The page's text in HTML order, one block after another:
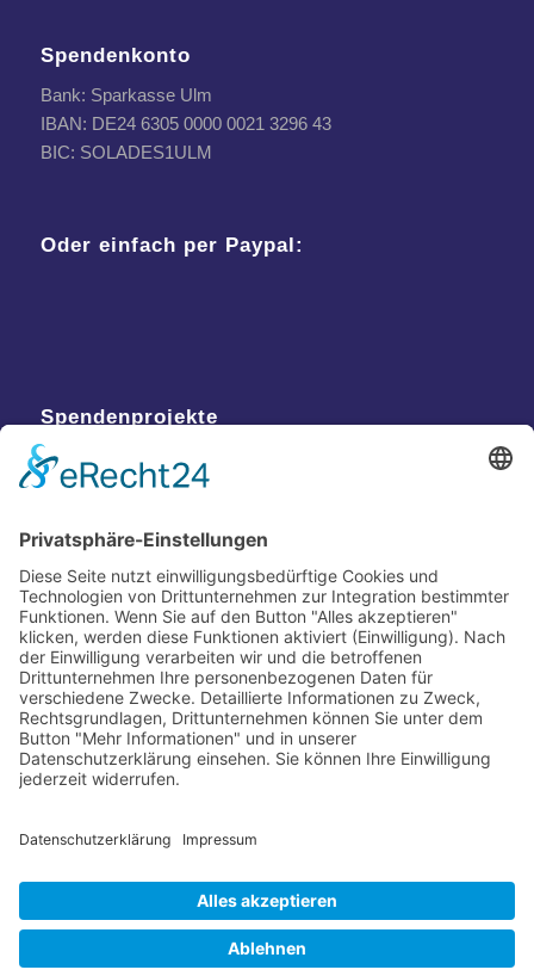
Spendenkonto
Bank: Sparkasse Ulm
IBAN: DE24 6305 0000 0021 3296 43
BIC: SOLADES1ULM
Oder einfach per Paypal:
Spendenprojekte
Kontakt
Postanschrift
Traumkatzen e.V.